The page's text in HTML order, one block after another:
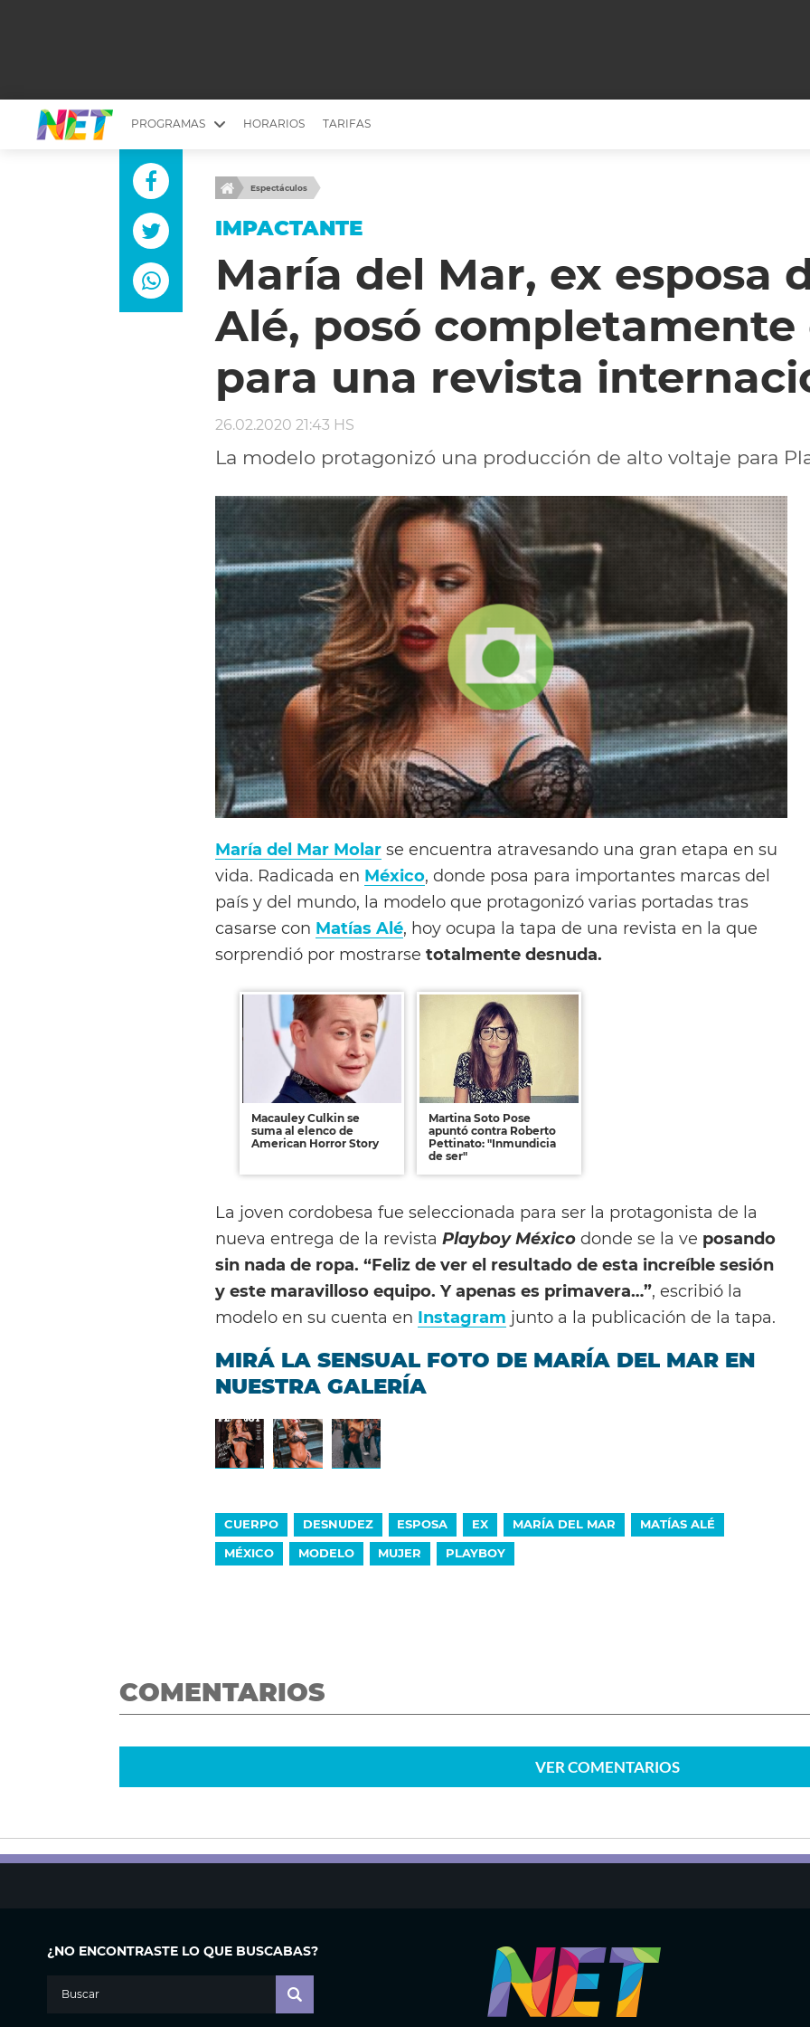
PROGRAMAS
MESA PICANTE
YUYITO A LA TARDE
EMPRENDI2
LONGOBARDI
EL OLIVO BLANCO
TU LUGAR IDEAL
CHICHE EN VIVO
ARGENTINOS X ARGENTINA
ESTÉTICA 360 TV
CARAS Y NEGOCIOS
SCOUTING PARA UN CAMBIO
INTELEXIS TV
ENTROMETIDOS EN LA TELE
MODO FONTEVECCHIA
PERIODISMO PURO
REPERFILAR
FIESTAS ARGENTINAS
FULL FACE TV
DESAFÍO 10 AÑOS
AGENDA
HORARIOS TARIFAS
Espectáculos
IMPACTANTE
María del Mar, ex esposa
Alé, posó completamente
para una revista
26.02.2020 21:43 HS
La modelo protagonizó una producción de alto voltaje para
María del Mar Molar se encuentra atravesando una gran etapa en su
vida. Radicada en México, donde posa para importantes marcas del
país y del mundo, la modelo que protagonizó varias portadas tras
casarse con Matías Alé, hoy ocupa la tapa de una revista en la que
sorprendió por mostrarse totalmente desnuda.
Macauley Culkin se
suma al elenco de
American Horror Story
Martina Soto Pose
apuntó contra Roberto
Pettinato: "Inmundicia
de ser"
La joven cordobesa fue seleccionada para ser la protagonista de la
nueva entrega de la revista Playboy México donde se la ve posando
sin nada de ropa. “Feliz de ver el resultado de esta increíble sesión
y este maravilloso equipo. Y apenas es primavera…”, escribió la
modelo en su cuenta en Instagram junto a la publicación de la tapa.
MIRÁ LA SENSUAL FOTO DE MARÍA DEL MAR EN
NUESTRA GALERÍA
CUERPO DESNUDEZ ESPOSA EX MARÍA DEL MAR
MATÍAS ALÉ
MÉXICO
MODELO MUJER PLAYBOY
COMENTARIOS
VERCOMENTARIOS
¿NO ENCONTRASTE LO QUE BUSCABAS?